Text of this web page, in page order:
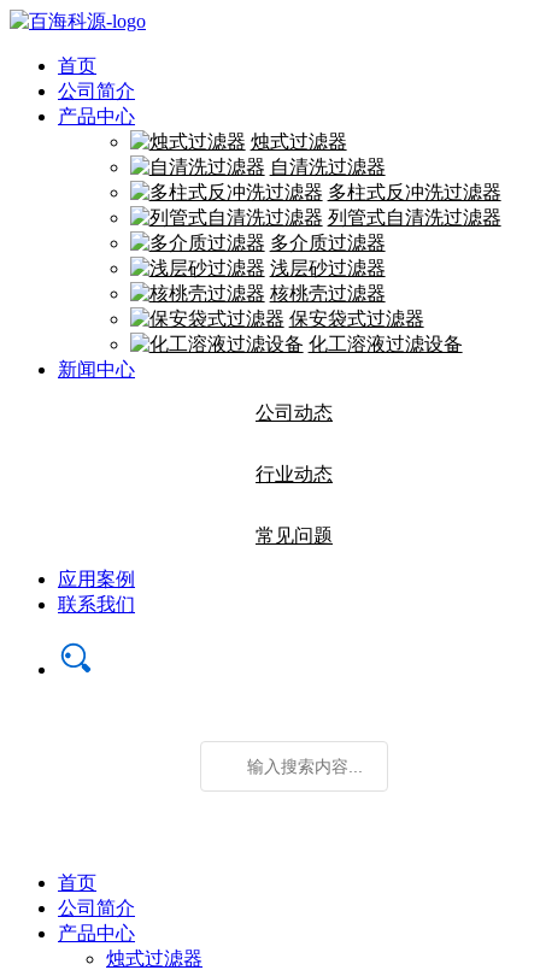
首页
公司简介
产品中心
烛式过滤器
自清洗过滤器
多柱式反冲洗过滤器
列管式自清洗过滤器
多介质过滤器
浅层砂过滤器
核桃壳过滤器
保安袋式过滤器
化工溶液过滤设备
新闻中心
公司动态
行业动态
常见问题
应用案例
联系我们
首页
公司简介
产品中心
烛式过滤器